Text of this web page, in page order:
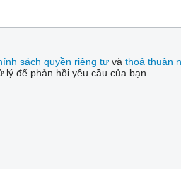
sách quyền riêng tưvà thoả thuận
để phản hồi yêu cầu của bạn.